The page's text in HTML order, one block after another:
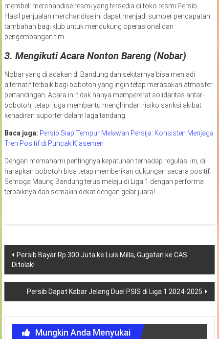
membeli merchandise resmi yang tersedia di toko resmi Persib.
Hasil penjualan merchandise ini dapat menjadi sumber pendapatan
tambahan bagi klub untuk mendukung operasional dan
pengembangan tim.
3. Mengikuti Acara Nonton Bareng (Nobar)
Nobar yang di adakan di Bandung dan sekitarnya bisa menjadi
alternatif terbaik bagi bobotoh yang ingin tetap merasakan atmosfer
pertandingan. Acara ini tidak hanya mempererat solidaritas antar-
bobotoh, tetapi juga membantu menghindari risiko sanksi akibat
kehadiran suporter dalam laga tandang.
Baca juga: Persib Siap Tempur Melawan Persija: Konsisten Menjaga
Tren Positif di Puncak Klasemen
Dengan memahami pentingnya kepatuhan terhadap regulasi ini, di
harapkan bobotoh bisa tetap memberikan dukungan secara positif.
Semoga Maung Bandung terus melaju di Liga 1 dengan performa
terbaiknya dan semakin dekat dengan gelar juara!
Navigasi
pos
Persib Bayar Rp 300 Juta ke Luis Milla, Gugatan ke CAS
Ditolak!
Persib Dapat Kabar Jelang Duel PSIS di Liga 1 2024-2025
Mungkin Anda Menyukai